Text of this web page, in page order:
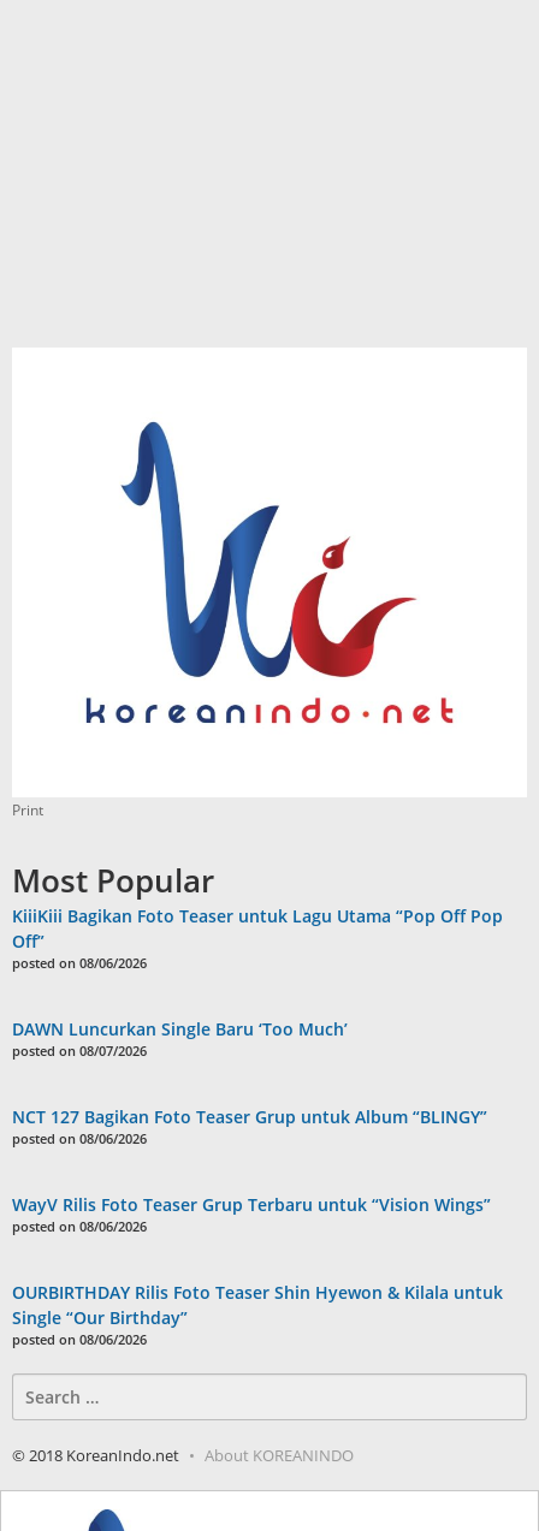
Print
Most Popular
KiiiKiii Bagikan Foto Teaser untuk Lagu Utama “Pop Off Pop
Off”
posted on 08/06/2026
DAWN Luncurkan Single Baru ‘Too Much’
posted on 08/07/2026
NCT 127 Bagikan Foto Teaser Grup untuk Album “BLINGY”
posted on 08/06/2026
WayV Rilis Foto Teaser Grup Terbaru untuk “Vision Wings”
posted on 08/06/2026
OURBIRTHDAY Rilis Foto Teaser Shin Hyewon & Kilala untuk
Single “Our Birthday”
posted on 08/06/2026
for:
© 2018 KoreanIndo.net About KOREANINDO